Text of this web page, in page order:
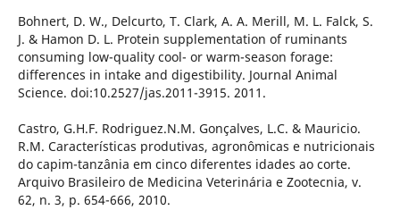
Bohnert, D. W., Delcurto, T. Clark, A. A. Merill, M. L. Falck, S.
J. & Hamon D. L. Protein supplementation of ruminants
consuming low-quality cool- or warm-season forage:
differences in intake and digestibility. Journal Animal
Science. doi:10.2527/jas.2011-3915. 2011.
Castro, G.H.F. Rodriguez.N.M. Gonçalves, L.C. & Mauricio.
R.M. Características produtivas, agronômicas e nutricionais
do capim-tanzânia em cinco diferentes idades ao corte.
Arquivo Brasileiro de Medicina Veterinária e Zootecnia, v.
62, n. 3, p. 654-666, 2010.